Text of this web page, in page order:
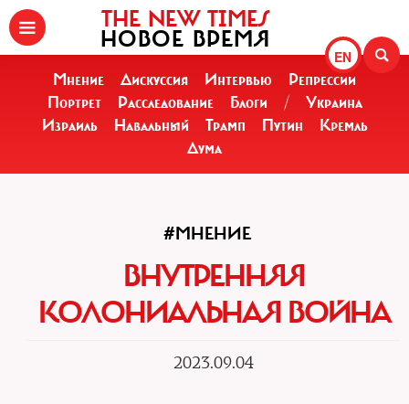
EN
THE NEW TIMES
НОВОЕ ВРЕМЯ
Мнение Дискуссия Интервью
Репрессии
Портрет
Расследование Блоги /
Украина
Израиль
Навальный Трамп Путин
Кремль
Дума
#МНЕНИЕ
ВНУТРЕННЯЯ
КОЛОНИАЛЬНАЯ ВОЙНА
2023.09.04